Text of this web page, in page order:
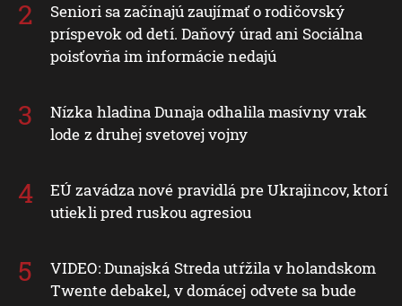
Seniori sa začínajú zaujímať o rodičovský
príspevok od detí. Daňový úrad ani Sociálna
poisťovňa im informácie nedajú
Nízka hladina Dunaja odhalila masívny vrak
lode z druhej svetovej vojny
EÚ zavádza nové pravidlá pre Ukrajincov, ktorí
utiekli pred ruskou agresiou
VIDEO: Dunajská Streda utŕžila v holandskom
Twente debakel, v domácej odvete sa bude